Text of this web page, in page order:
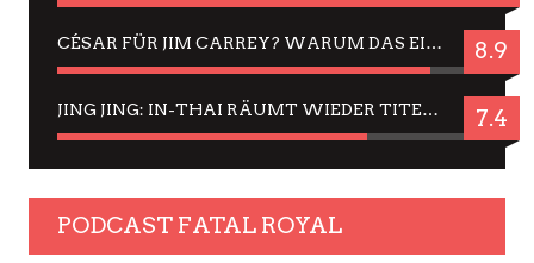
CÉSAR FÜR JIM CARREY? WARUM DAS EINER DER NERVIGSTEN ACTORS IST UND BLEIBT 8.9
JING JING: IN-THAI RÄUMT WIEDER TITEL AB – EIN ZWEI-STUNDEN-ERLEBNISBERICHT 7.4
PODCAST FATAL ROYAL